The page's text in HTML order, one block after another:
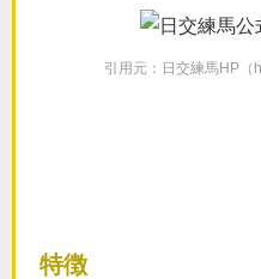
引用元：日交練馬HP（
特徴